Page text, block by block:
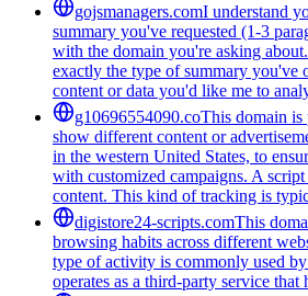
gojsmanagers.comI understand
summary you've requested (1-3
with the domain you're asking
exactly the type of summary you've
content or data you'd like me to
g10696554090.coThis domain is
show different content or
in the western United States, to
with customized campaigns. A
content. This kind of tracking is
digistore24-scripts.comThis
browsing habits across different
type of activity is commonly used
operates as a third-party service